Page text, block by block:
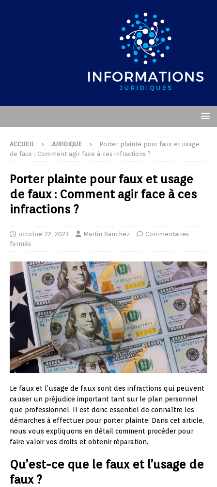
ACCUEIL JURIDIQUE
Porter plainte pour faux et usage
de faux : Comment agir face à ces infractions ?
Porter plainte pour faux et usage
de faux : Comment agir face à ces
infractions ?
octobre 22, 2023 Martin Sanchez
Commentaires
fermés
Le faux et l’usage de faux sont des infractions qui peuvent
causer un préjudice important tant sur le plan personnel
que professionnel. Il est donc essentiel de connaître les
démarches à effectuer pour porter plainte. Dans cet article,
nous vous expliquons en détail comment procéder pour
faire valoir vos droits et obtenir réparation.
Qu’est-ce que le faux et l’usage de
faux ?